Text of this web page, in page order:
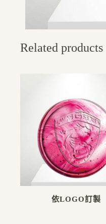
Related products
依LOGO訂製